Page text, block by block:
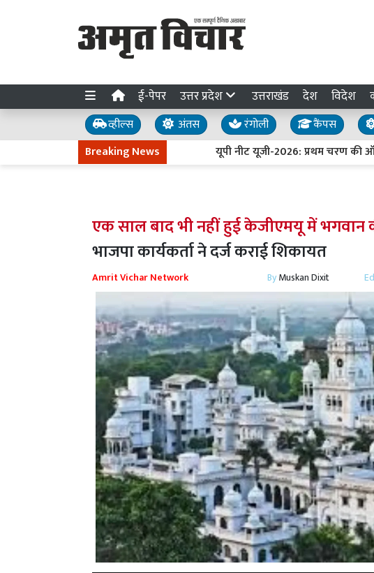
ई-पेपर उत्तर प्रदेश उत्तराखंड देश विदेश
व्हील्स अंतस रंगोली कैंपस
Breaking News
यूपी नीट यूजी-2026: प्रथम चरण की
एक साल बाद भी नहीं हुई केजीएमयू में भगवान
भाजपा कार्यकर्ता ने दर्ज कराई शिकायत
Amrit Vichar Network ByMuskan Dixit